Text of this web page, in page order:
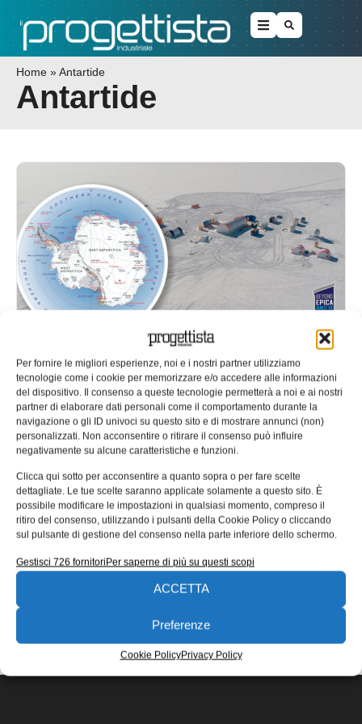
Per fornire le migliori esperienze, noi e i nostri partner utilizziamo
tecnologie come i cookie per memorizzare e/o accedere alle informazioni
del dispositivo. Il consenso a queste tecnologie permetterà a noi e ai nostri
partner di elaborare dati personali come il comportamento durante la
navigazione o gli ID univoci su questo sito e di mostrare annunci (non)
personalizzati. Non acconsentire o ritirare il consenso può influire
negativamente su alcune caratteristiche e funzioni.
Clicca qui sotto per acconsentire a quanto sopra o per fare scelte
dettagliate. Le tue scelte saranno applicate solamente a questo sito. È
possibile modificare le impostazioni in qualsiasi momento, compreso il
ritiro del consenso, utilizzando i pulsanti della Cookie Policy o cliccando
sul pulsante di gestione del consenso nella parte inferiore dello schermo.
Gestisci 726 fornitoriPer saperne di più su questi scopi
ACCETTA
Preferenze
Cookie PolicyPrivacy Policy
Home » Antartide
Antartide
Beyond Epica, alla ricerca del
ghiaccio più antico del mondo
Beyond Epica, inizia la campagna di perforazione
profonda della calotta glaciale: dall’analisi della carota di
ghiaccio dati fino a 1,5 milioni di anni fa.
Adelmo Sommaruga 07/12/2022
EDICOLA WEB